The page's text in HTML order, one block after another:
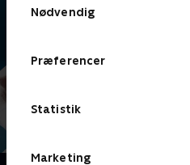
Nødvendig
Præferencer
Statistik
Marketing